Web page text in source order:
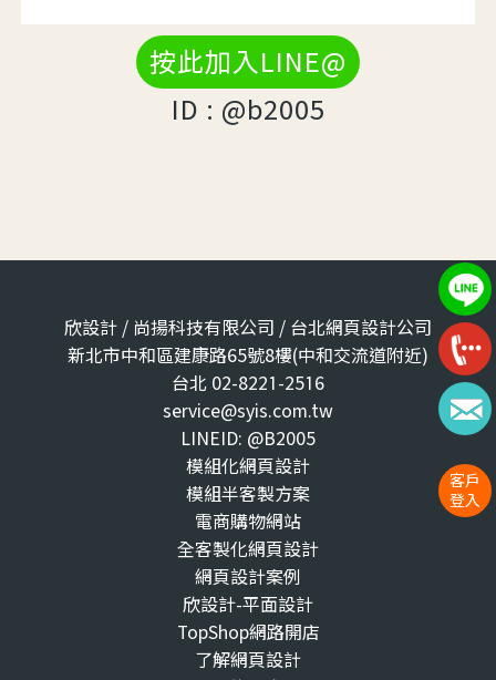
客戶
登入
按此加入LINE@
ID : @b2005
欣設計 / 尚揚科技有限公司 / 台北網頁設計公司
新北市中和區建康路65號8樓(中和交流道附近)
台北 02-8221-2516
service@syis.com.tw
LINEID: @B2005
模組化網頁設計
模組半客製方案
電商購物網站
全客製化網頁設計
網頁設計案例
欣設計-平面設計
TopShop網路開店
了解網頁設計